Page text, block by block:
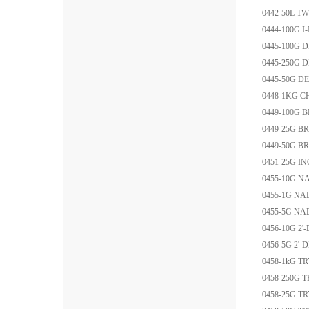
0442-50L
0444-100G I-
0445-100G
0445-250G
0445-50G
0448-1KG
0449-100G
0449-25G
0449-50G
0451-25G
0455-10G
0455-1G
0455-5G
0456-10G 2'-
0456-5G 2'-
0458-1kG
0458-250G
0458-25G